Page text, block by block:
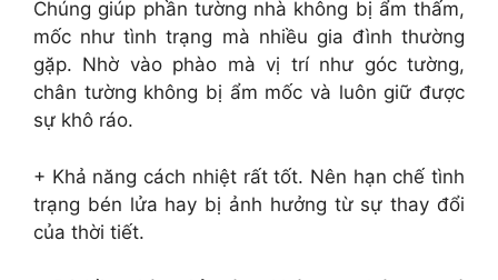
Chúng giúp phần tường nhà không bị ẩm thấm,
mốc như tình trạng mà nhiều gia đình thường
gặp. Nhờ vào phào mà vị trí như góc tường,
chân tường không bị ẩm mốc và luôn giữ được
sự khô ráo.
+ Khả năng cách nhiệt rất tốt. Nên hạn chế tình
trạng bén lửa hay bị ảnh hưởng từ sự thay đổi
của thời tiết.